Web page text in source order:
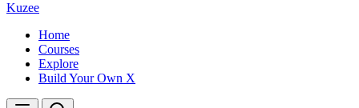
Kuzee
Home
Courses
Explore
Build Your Own X